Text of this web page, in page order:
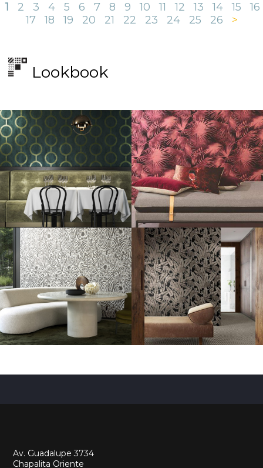
1 2 3 4 5 6 7 8 9 10 11 12 13 14 15
16
17
18 19 20 21 22 23 24 25 26 >
Lookbook
Av. Guadalupe 3734
Chapalita Oriente